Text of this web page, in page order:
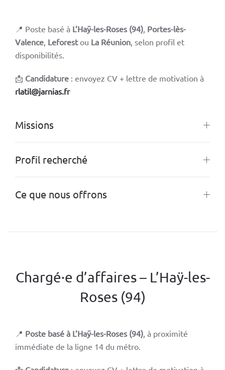
📍 Poste basé à L’Haÿ-les-Roses (94), Portes-lès-
Valence, Leforestou La Réunion, selon profil et
disponibilités.
📩 Candidature : envoyez CV + lettre de motivation à
rlatil@jarnias.fr
Missions
Profil recherché
Ce que nous offrons
Chargé·e d’affaires – L’Haÿ-les-
Roses (94)
📍 Poste basé à L’Haÿ-les-Roses (94), à proximité
immédiate de la ligne 14 du métro.